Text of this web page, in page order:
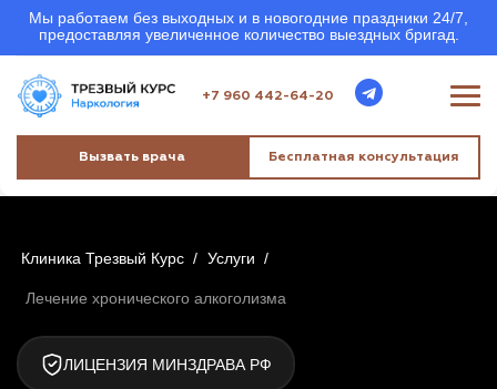
Мы работаем без выходных и в новогодние праздники 24/7,
предоставляя увеличенное количество выездных бригад.
+7 960 442-64-20
Вызвать врача Бесплатная консультация
Клиника Трезвый Курс / Услуги /
Лечение хронического алкоголизма
ЛИЦЕНЗИЯ МИНЗДРАВА РФ